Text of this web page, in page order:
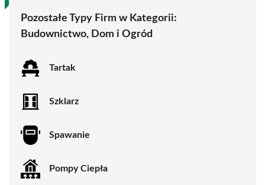
Pozostałe Typy Firm w Kategorii:
Budownictwo, Dom i Ogród
Tartak
Szklarz
Spawanie
Pompy Ciepła